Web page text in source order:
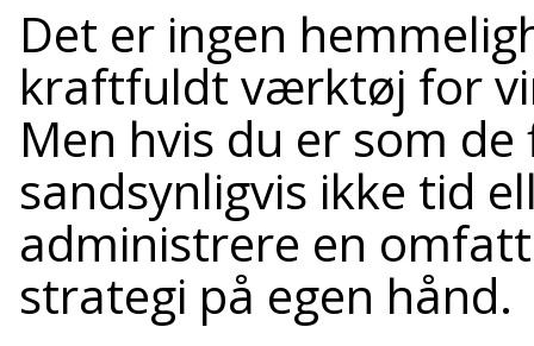
Det er ingen
kraftfuldt værktøj for
Men hvis du er som
sandsynligvis ikke tid
administrere en
strategi på egen hånd.